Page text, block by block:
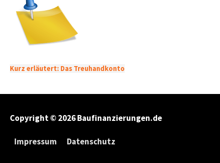
Kurz erläutert: Das Treuhandkonto
Copyright © 2026Baufinanzierungen.de
Impressum Datenschutz